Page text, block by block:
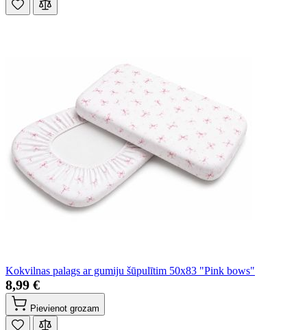
Kokvilnas palags ar gumiju šūpulītim 50x83 "Pink bows"
8,99 €
Pievienot grozam